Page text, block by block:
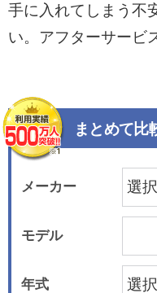
手に入れてしまう不
い。アフターサービ
まとめて比
メーカー
モデル
年式